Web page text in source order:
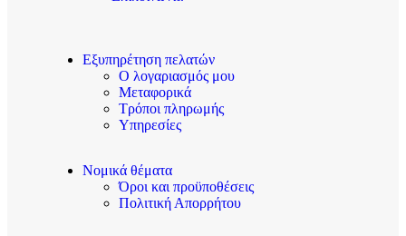
Εξυπηρέτηση πελατών
Ο λογαριασμός μου
Μεταφορικά
Τρόποι πληρωμής
Υπηρεσίες
Νομικά θέματα
Όροι και προϋποθέσεις
Πολιτική Απορρήτου